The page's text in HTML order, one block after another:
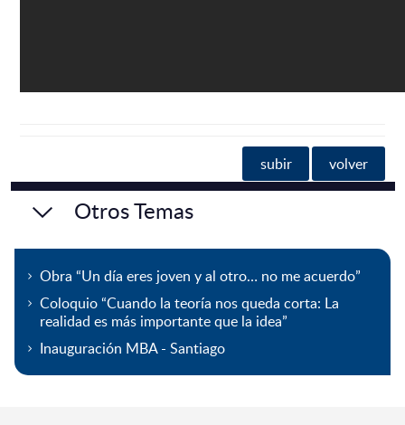
subir volver
Otros Temas
Obra “Un día eres joven y al otro… no me acuerdo”
Coloquio “Cuando la teoría nos queda corta: La
realidad es más importante que la idea”
Inauguración MBA - Santiago